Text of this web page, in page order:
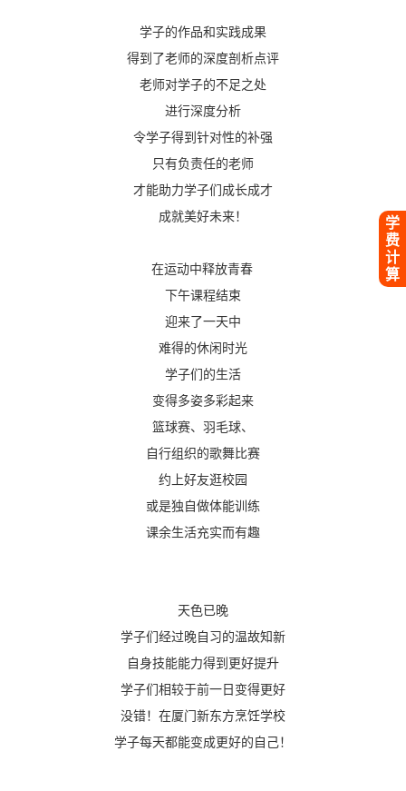
学
费
计
算
学子的作品和实践成果
得到了老师的深度剖析点评
老师对学子的不足之处
进行深度分析
令学子得到针对性的补强
只有负责任的老师
才能助力学子们成长成才
成就美好未来！
在运动中释放青春
下午课程结束
迎来了一天中
难得的休闲时光
学子们的生活
变得多姿多彩起来
篮球赛、羽毛球、
自行组织的歌舞比赛
约上好友逛校园
或是独自做体能训练
课余生活充实而有趣
天色已晚
学子们经过晚自习的温故知新
自身技能能力得到更好提升
学子们相较于前一日变得更好
没错！在厦门新东方烹饪学校
学子每天都能变成更好的自己！